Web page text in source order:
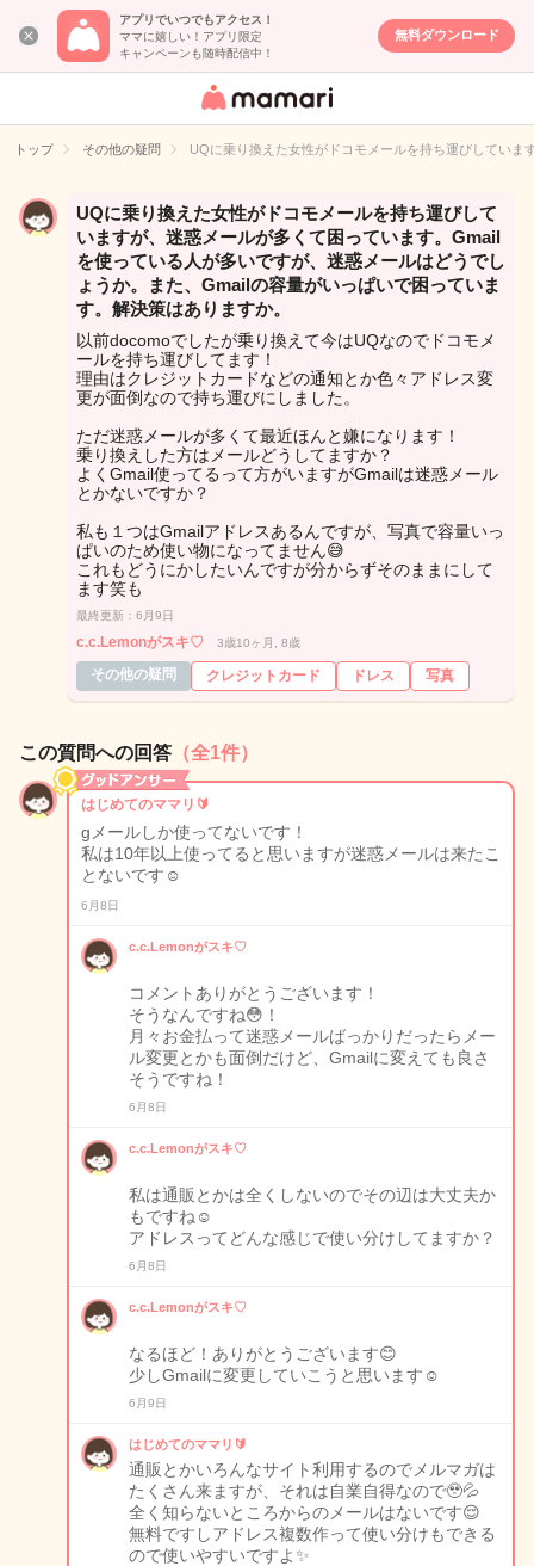
アプリでいつでもアクセス！
ママに嬉しい！アプリ限定
キャンペーンも随時配信中！
無料ダウンロード
女性専用匿名QA
イト
トップ その他の疑問 UQに乗り換えた女性がドコモメールを持ち運びしてい
UQに乗り換えた女性がドコモメールを持ち運びして
いますが、迷惑メールが多くて困っています。Gmail
を使っている人が多いですが、迷惑メールはどうでし
ょうか。また、Gmailの容量がいっぱいで困っていま
す。解決策はありますか。
以前docomoでしたが乗り換えて今はUQなのでドコモメ
ールを持ち運びしてます！
理由はクレジットカードなどの通知とか色々アドレス変
更が面倒なので持ち運びにしました。
ただ迷惑メールが多くて最近ほんと嫌になります！
乗り換えした方はメールどうしてますか？
よくGmail使ってるって方がいますがGmailは迷惑メール
とかないですか？
私も１つはGmailアドレスあるんですが、写真で容量いっ
ぱいのため使い物になってません😅
これもどうにかしたいんですが分からずそのままにして
ます笑も
最終更新：6月9日
c.c.Lemonがスキ♡ 3歳10ヶ月, 8歳
その他の疑問 クレジットカード ドレス 写真
この質問への回答 （全1件）
はじめてのママリ🔰
gメールしか使ってないです！
私は10年以上使ってると思いますが迷惑メールは来たこ
とないです☺️
6月8日
c.c.Lemonがスキ♡
コメントありがとうございます！
そうなんですね😳！
月々お金払って迷惑メールばっかりだったらメー
ル変更とかも面倒だけど、Gmailに変えても良さ
そうですね！
6月8日
c.c.Lemonがスキ♡
私は通販とかは全くしないのでその辺は大丈夫か
もですね☺️
アドレスってどんな感じで使い分けしてますか？
6月8日
c.c.Lemonがスキ♡
なるほど！ありがとうございます😊
少しGmailに変更していこうと思います☺️
6月9日
はじめてのママリ🔰
通販とかいろんなサイト利用するのでメルマガは
たくさん来ますが、それは自業自得なので🥹💦
全く知らないところからのメールはないです😌
無料ですしアドレス複数作って使い分けもできる
ので使いやすいですよ✨